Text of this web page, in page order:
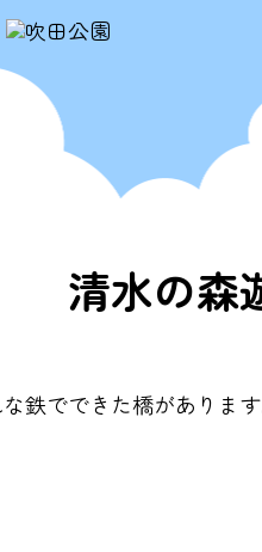
清水の森
鉄でできた橋がありま